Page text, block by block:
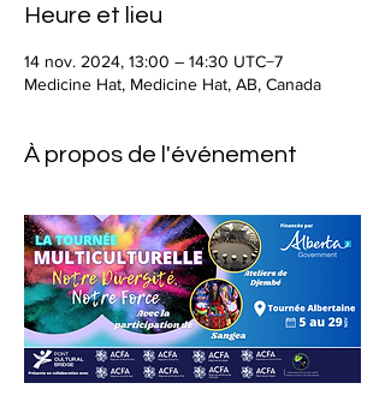
Heure et lieu
14 nov. 2024, 13:00 – 14:30 UTC−7
Medicine Hat, Medicine Hat, AB, Canada
À propos de l'événement